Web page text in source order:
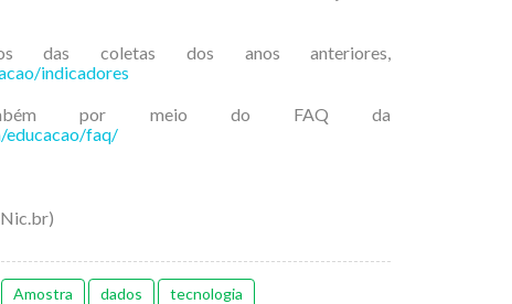
das coletas dos anos anteriores,
indicadores
por meio do FAQ da
faq/
Amostra dados tecnologia